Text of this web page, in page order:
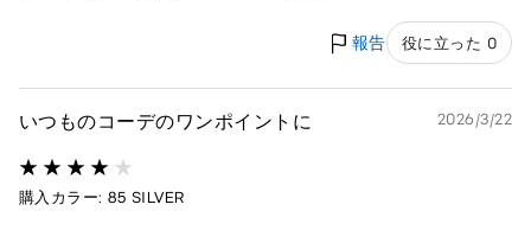
報告 役に立った 0
いつものコーデのワンポイントに 2026/3/22
購入カラー: 85 SILVER